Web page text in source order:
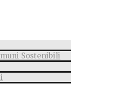
Sostenibili